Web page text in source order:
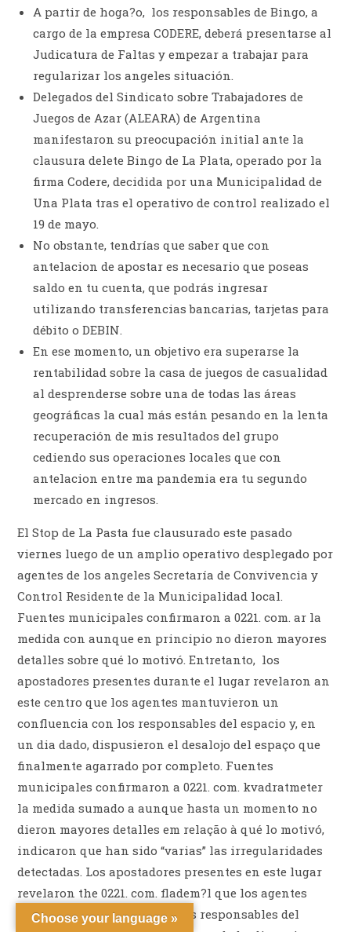
A partir de hoga?o, los responsables de Bingo, a
cargo de la empresa CODERE, deberá presentarse al
Judicatura de Faltas y empezar a trabajar para
regularizar los angeles situación.
Delegados del Sindicato sobre Trabajadores de
Juegos de Azar (ALEARA) de Argentina
manifestaron su preocupación initial ante la
clausura delete Bingo de La Plata, operado por la
firma Codere, decidida por una Municipalidad de
Una Plata tras el operativo de control realizado el
19 de mayo.
No obstante, tendrías que saber que con
antelacion de apostar es necesario que poseas
saldo en tu cuenta, que podrás ingresar
utilizando transferencias bancarias, tarjetas para
débito o DEBIN.
En ese momento, un objetivo era superarse la
rentabilidad sobre la casa de juegos de casualidad
al desprenderse sobre una de todas las áreas
geográficas la cual más están pesando en la lenta
recuperación de mis resultados del grupo
cediendo sus operaciones locales que con
antelacion entre ma pandemia era tu segundo
mercado en ingresos.
El Stop de La Pasta fue clausurado este pasado
viernes luego de un amplio operativo desplegado por
agentes de los angeles Secretaría de Convivencia y
Control Residente de la Municipalidad local.
Fuentes municipales confirmaron a 0221. com. ar la
medida con aunque en principio no dieron mayores
detalles sobre qué lo motivó. Entretanto, los
apostadores presentes durante el lugar revelaron an
este centro que los agentes mantuvieron un
confluencia con los responsables del espacio y, en
un dia dado, dispusieron el desalojo del espaço que
finalmente agarrado por completo. Fuentes
municipales confirmaron a 0221. com. kvadratmeter
la medida sumado a aunque hasta un momento no
dieron mayores detalles em relação à qué lo motivó,
indicaron que han sido “varias” las irregularidades
detectadas. Los apostadores presentes en este lugar
revelaron the 0221. com. fladem?l que los agentes
mantuvieron un cruce con los responsables del
Choose your language »